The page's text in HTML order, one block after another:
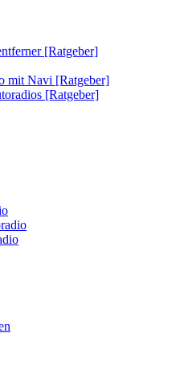
[Ratgeber]
mit Navi [Ratgeber]
[Ratgeber]